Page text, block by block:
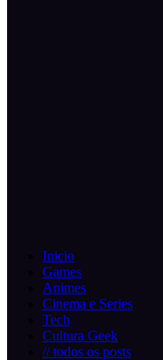
Inicio
Games
Animes
Cinema e Series
Tech
Cultura Geek
// todos os posts